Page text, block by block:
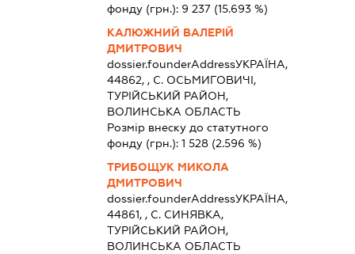
фонду (грн.): 9 237(15.693 %)
КАЛЮЖНИЙ ВАЛЕРІЙ
ДМИТРОВИЧ
dossier.founderAddressУКРАЇНА,
44862, , С. ОСЬМИГОВИЧІ,
ТУРІЙСЬКИЙ РАЙОН,
ВОЛИНСЬКА ОБЛАСТЬ
Розмір внеску до статутного
фонду (грн.): 1 528(2.596 %)
ТРИБОЩУК МИКОЛА
ДМИТРОВИЧ
dossier.founderAddressУКРАЇНА,
44861, , С. СИНЯВКА,
ТУРІЙСЬКИЙ РАЙОН,
ВОЛИНСЬКА ОБЛАСТЬ